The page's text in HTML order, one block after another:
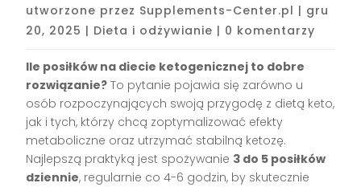
utworzone przez Supplements-Center.pl | gru
20, 2025 | Dieta i odżywianie | 0 komentarzy
Ile posiłków na diecie ketogenicznej to dobre
rozwiązanie? To pytanie pojawia się zarówno u
osób rozpoczynających swoją przygodę z dietą keto,
jak i tych, którzy chcą zoptymalizować efekty
metaboliczne oraz utrzymać stabilną ketozę.
Najlepszą praktyką jest spożywanie 3 do 5 posiłków
dziennie, regularnie co 4-6 godzin, by skutecznie